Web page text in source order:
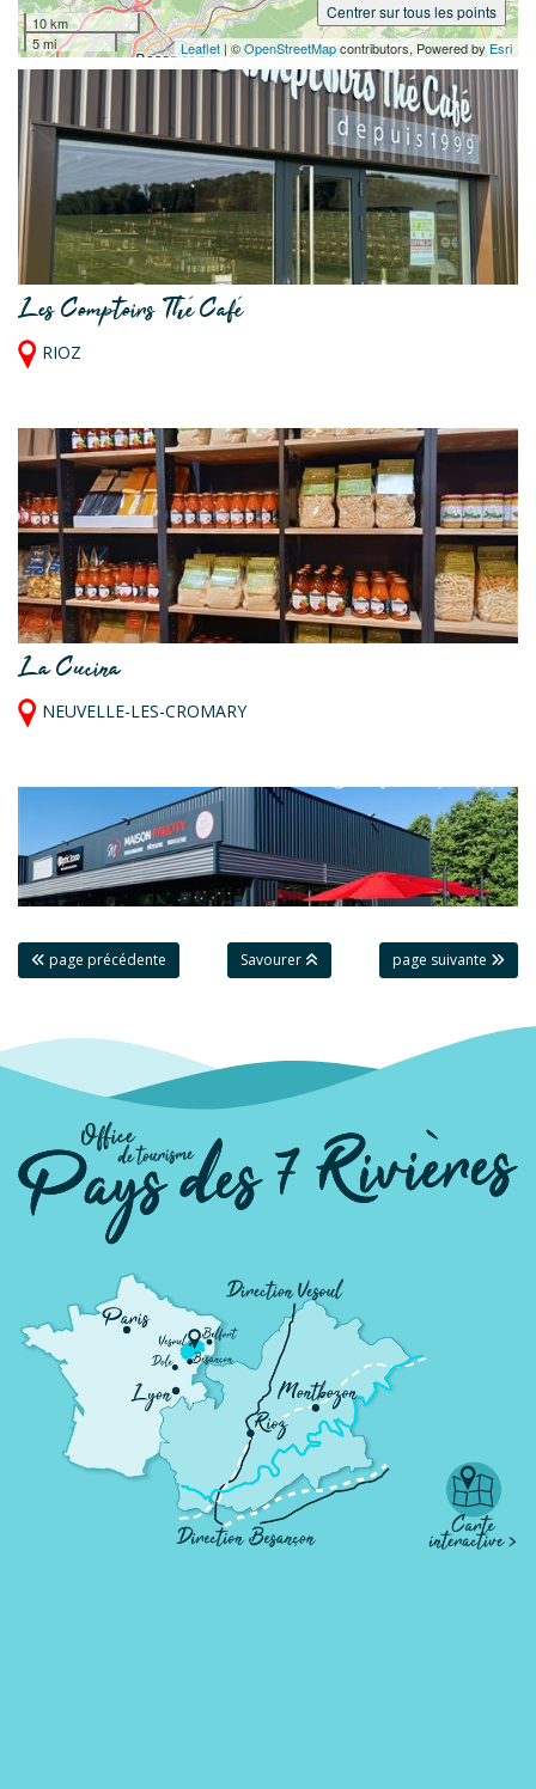
10 km
5 mi
Centrer sur tous les points
Leaflet | ©OpenStreetMapcontributors, Powered byEsri
Les Comptoirs Thé Café
RIOZ
La Cucina
NEUVELLE-LES-CROMARY
Maison Paroty
Boulangerie-pâtisserie Au four Montbozonais
MONTBOZON
page précédente Savourer page suivante